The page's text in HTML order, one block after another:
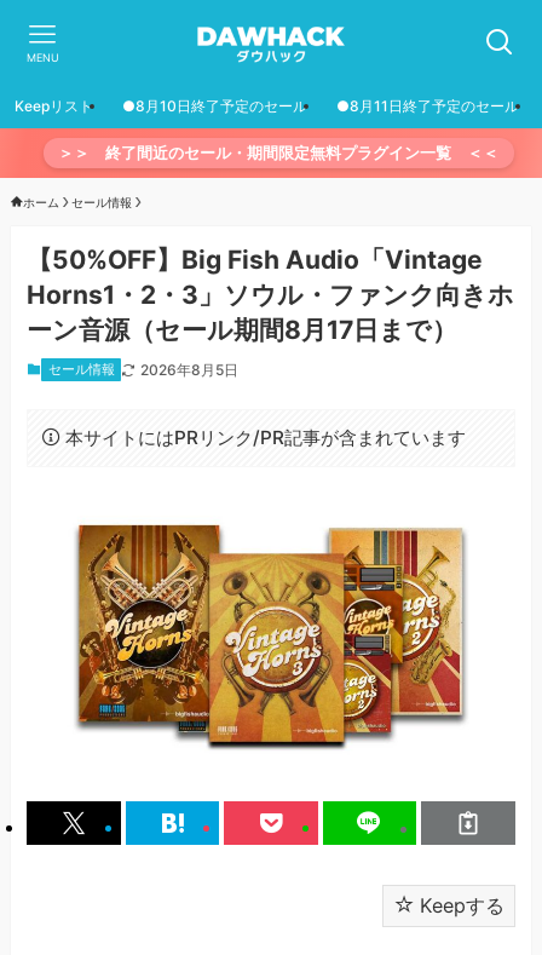
MENU
Keepリスト ●8月10日終了予定のセール ●8月11日終了予定のセール
＞＞ 終了間近のセール・期間限定無料プラグイン一覧 ＜＜
ホーム セール情報
【50%OFF】Big Fish Audio「Vintage
Horns1・2・3」ソウル・ファンク向きホ
ーン音源（セール期間8月17日まで）
セール情報 2026年8月5日
本サイトにはPRリンク/PR記事が含まれています
Keepする